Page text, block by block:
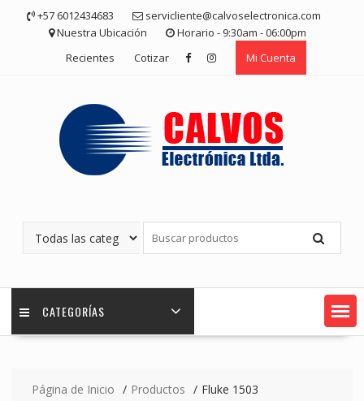
contenido
+57 6012434683
servicliente@calvoselectronica.com
Nuestra Ubicación
Horario - 9:30am - 06:00pm
Recientes
Cotizar Mi Cuenta
CATEGORÍAS
Página de Inicio Productos Fluke 1503